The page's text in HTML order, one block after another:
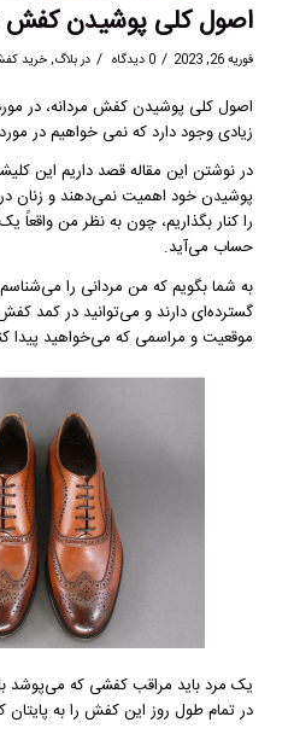
اصول کلی پوشیدن کفش
فوریه 26, 2023 / 0 دیدگاه / دربلاگ,خرید
اصول کلی پوشیدن کفش مردانه، در
زیادی وجود دارد که نمی خواهیم در
در نوشتن این مقاله قصد داریم این
پوشیدن خود اهمیت نمی‌دهند و زنان
را کنار بگذاریم، چون به نظر من واقعاً
حساب می‌آید.
به شما بگویم که من مردانی را
گسترده‌ای دارند و می‌توانید در کمد
موقعیت و مراسمی که می‌خواهید پیدا
یک مرد باید مراقب کفشی که می‌پوشد
در تمام طول روز این کفش را به پایتان